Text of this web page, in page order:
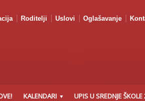
Roditelji Uslovi Oglašavanje
KALENDARI UPIS U SREDNJE